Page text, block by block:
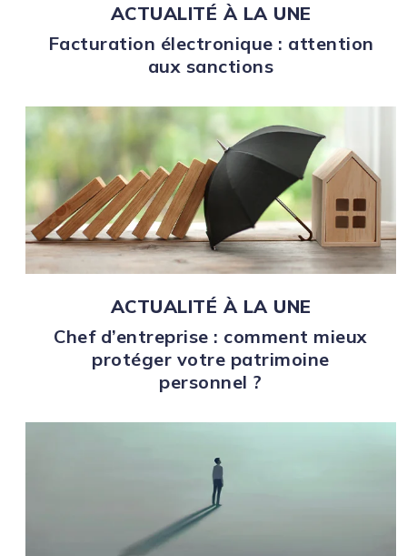
ACTUALITÉ À LA UNE
Facturation électronique : attention
aux sanctions
ACTUALITÉ À LA UNE
Chef d’entreprise : comment mieux
protéger votre patrimoine
personnel ?